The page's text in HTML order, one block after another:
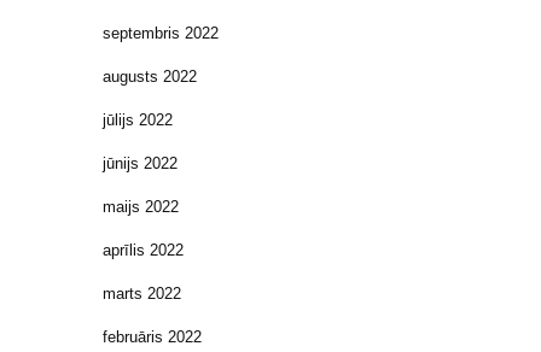
septembris 2022
augusts 2022
jūlijs 2022
jūnijs 2022
maijs 2022
aprīlis 2022
marts 2022
februāris 2022